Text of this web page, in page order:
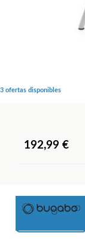
3 ofertas disponibles
192,99 €